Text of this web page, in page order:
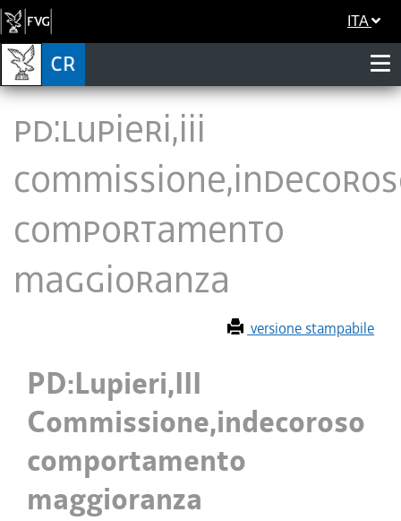
ITA
PD:Lupieri,III
comportamento
maggioranza
versione stampabile
PD:Lupieri,III
Commissione,indecoroso
comportamento
maggioranza